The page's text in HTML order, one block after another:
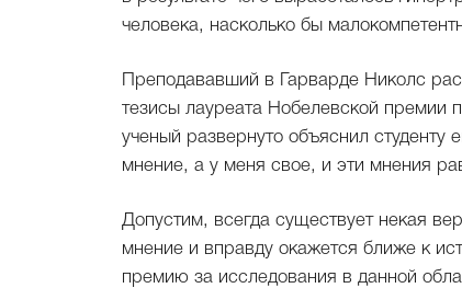
человека, насколько бы
Преподававший в Гарварде Николс
тезисы лауреата Нобелевской премии
ученый развернуто объяснил студенту
мнение, а у меня свое, и эти мнения
Допустим, всегда существует некая
мнение и вправду окажется ближе к
премию за исследования в данной